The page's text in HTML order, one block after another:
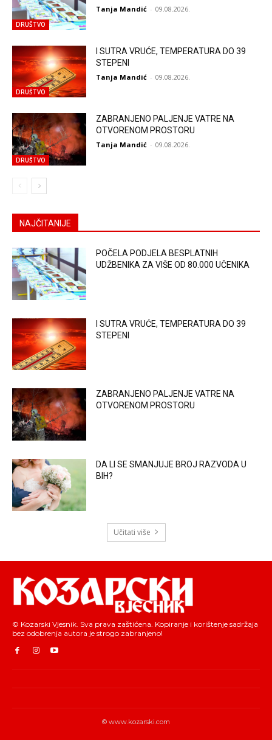
DRUŠTVO
Tanja Mandić - 09.08.2026.
DRUŠTVO
I SUTRA VRUĆE, TEMPERATURA DO 39
STEPENI
Tanja Mandić - 09.08.2026.
DRUŠTVO
ZABRANJENO PALJENJE VATRE NA
OTVORENOM PROSTORU
Tanja Mandić - 09.08.2026.
NAJČITANIJE
POČELA PODJELA BESPLATNIH
UDŽBENIKA ZA VIŠE OD 80.000 UČENIKA
I SUTRA VRUĆE, TEMPERATURA DO 39
STEPENI
ZABRANJENO PALJENJE VATRE NA
OTVORENOM PROSTORU
DA LI SE SMANJUJE BROJ RAZVODA U
BIH?
Učitati više
© Kozarski Vjesnik. Sva prava zaštićena. Kopiranje i korištenje sadržaja
bez odobrenja autora je strogo zabranjeno!
© www.kozarski.com